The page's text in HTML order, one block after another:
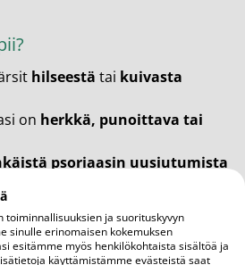
hilseestä tai kuivasta
on herkkä, punoittava tai
psoriaasin uusiutumista
shampoota ilman
toiminnallisuuksien ja suorituskyvyn
sinulle erinomaisen kokemuksen
esitämme myös henkilökohtaista sisältöä ja
käyttämistämme evästeistä saat